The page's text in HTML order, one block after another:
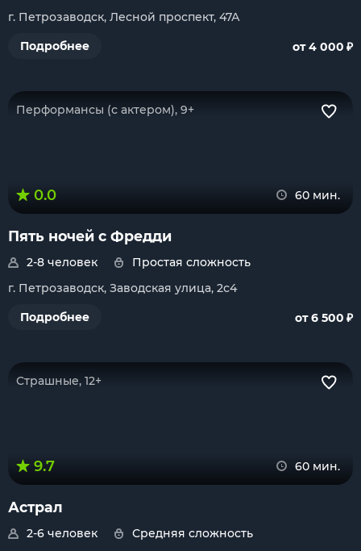
г. Петрозаводск, Лесной проспект, 47А
Подробнее
от 4 000 ₽
Перформансы (с актером), 9+
0.0 60 мин.
Пять ночей с Фредди
2-8 человек
Простая сложность
г. Петрозаводск, Заводская улица, 2с4
Подробнее
от 6 500 ₽
Страшные, 12+
9.7 60 мин.
Астрал
2-6 человек
Средняя сложность